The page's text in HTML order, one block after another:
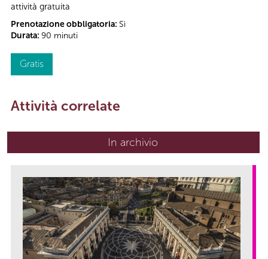
attività gratuita
Prenotazione obbligatoria: Sì
Durata: 90 minuti
Gratis
Attività correlate
In archivio